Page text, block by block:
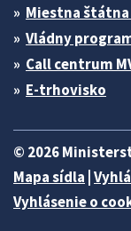
Miestna štátna
Vládny
Call centrum
E-trhovisko
© 2026
Mapa sídla
Vyhlásenie o